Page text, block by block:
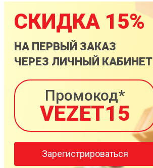
СКИДКА 15%
НА ПЕРВЫЙ ЗАКАЗ
ЧЕРЕЗ ЛИЧНЫЙ КАБИНЕТ
Промокод*
VEZET15
Зарегистрироваться